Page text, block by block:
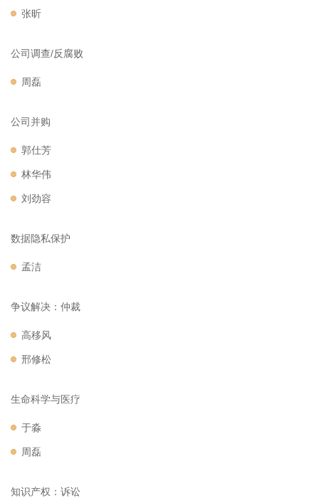
张昕
公司调查/反腐败
周磊
公司并购
郭仕芳
林华伟
刘劲容
数据隐私保护
孟洁
争议解决：仲裁
高移风
邢修松
生命科学与医疗
于淼
周磊
知识产权：诉讼